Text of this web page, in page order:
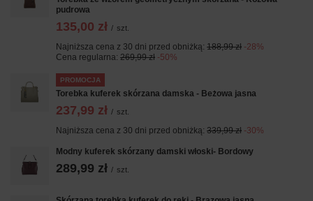
pudrowa
135,00 zł / szt.
Najniższa cena z 30 dni przed obniżką: 188,99 zł -28%
Cena regularna: 269,99 zł -50%
PROMOCJA
Torebka kuferek skórzana damska - Beżowa jasna
237,99 zł / szt.
Najniższa cena z 30 dni przed obniżką: 339,99 zł -30%
Modny kuferek skórzany damski włoski- Bordowy
289,99 zł / szt.